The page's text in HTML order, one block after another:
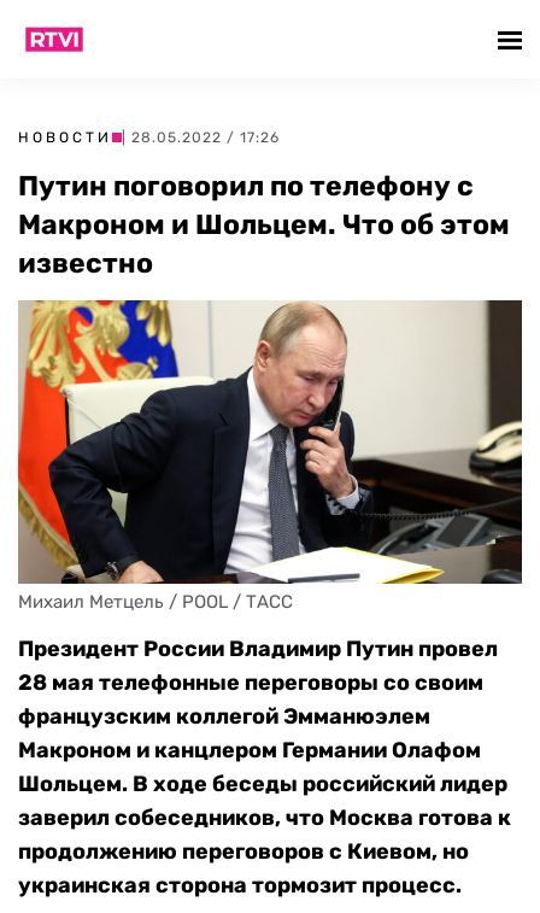
НОВОСТИ | 28.05.2022 / 17:26
Путин поговорил по телефону с
Макроном и Шольцем. Что об этом
известно
Михаил Метцель / POOL / ТАСС
Президент России Владимир Путин провел
28 мая телефонные переговоры со своим
французским коллегой Эмманюэлем
Макроном и канцлером Германии Олафом
Шольцем. В ходе беседы российский лидер
заверил собеседников, что Москва готова к
продолжению переговоров с Киевом, но
украинская сторона тормозит процесс.